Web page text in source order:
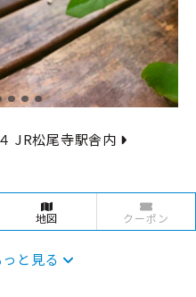
JR松尾寺駅舎内
地図 クーポン
と見る